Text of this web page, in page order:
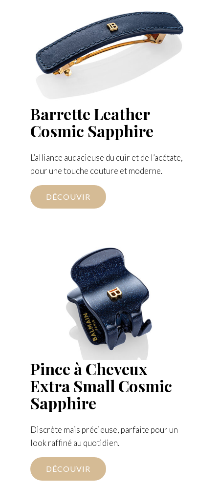
Barrette Leather
Cosmic Sapphire
L’alliance audacieuse du cuir et de l’acétate,
pour une touche couture et moderne.
DÉCOUVIR
Pince à Cheveux
Extra Small Cosmic
Sapphire
Discrète mais précieuse, parfaite pour un
look raffiné au quotidien.
DÉCOUVIR